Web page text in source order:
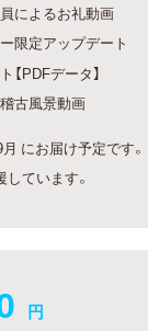
によるお礼動画
限定アップデート
【PDFデータ】
古風景動画
にお届け予定です。
ています。
円